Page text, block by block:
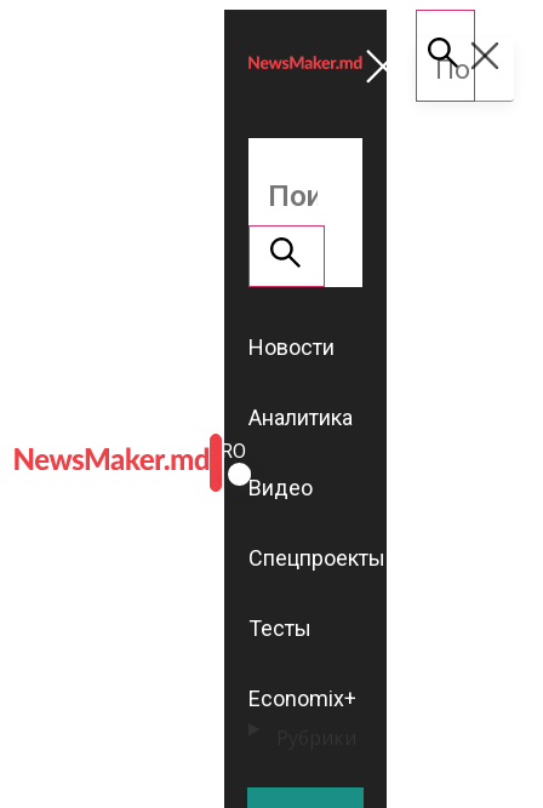
ROMÂNĂ
RU
Новости
Аналитика
Видео
Спецпроекты
Тесты
Economix+